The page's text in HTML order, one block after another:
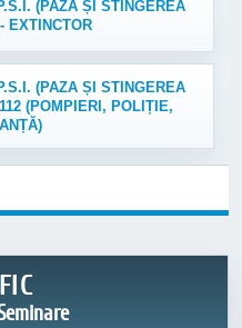
(PAZA ȘI STINGEREA
EXTINCTOR
(PAZA ȘI STINGEREA
(POMPIERI, POLIȚIE,